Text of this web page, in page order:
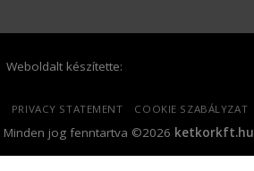
Weboldalt készítette:
PRIVACY STATEMENT COOKIE SZABÁLYZAT
Minden jog fenntartva ©2026 ketkorkft.hu